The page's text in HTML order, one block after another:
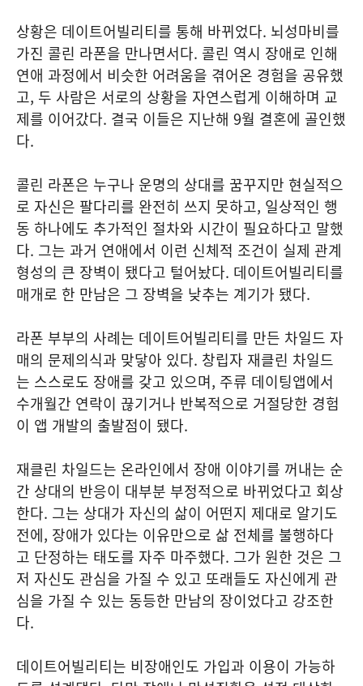
상황은 데이트어빌리티를 통해 바뀌었다. 뇌성마비를
가진 콜린 라폰을 만나면서다. 콜린 역시 장애로 인해
연애 과정에서 비슷한 어려움을 겪어온 경험을 공유했
고, 두 사람은 서로의 상황을 자연스럽게 이해하며 교
제를 이어갔다. 결국 이들은 지난해 9월 결혼에 골인했
다.
콜린 라폰은 누구나 운명의 상대를 꿈꾸지만 현실적으
로 자신은 팔다리를 완전히 쓰지 못하고, 일상적인 행
동 하나에도 추가적인 절차와 시간이 필요하다고 말했
다. 그는 과거 연애에서 이런 신체적 조건이 실제 관계
형성의 큰 장벽이 됐다고 털어놨다. 데이트어빌리티를
매개로 한 만남은 그 장벽을 낮추는 계기가 됐다.
라폰 부부의 사례는 데이트어빌리티를 만든 차일드 자
매의 문제의식과 맞닿아 있다. 창립자 재클린 차일드
는 스스로도 장애를 갖고 있으며, 주류 데이팅앱에서
수개월간 연락이 끊기거나 반복적으로 거절당한 경험
이 앱 개발의 출발점이 됐다.
재클린 차일드는 온라인에서 장애 이야기를 꺼내는 순
간 상대의 반응이 대부분 부정적으로 바뀌었다고 회상
한다. 그는 상대가 자신의 삶이 어떤지 제대로 알기도
전에, 장애가 있다는 이유만으로 삶 전체를 불행하다
고 단정하는 태도를 자주 마주했다. 그가 원한 것은 그
저 자신도 관심을 가질 수 있고 또래들도 자신에게 관
심을 가질 수 있는 동등한 만남의 장이었다고 강조한
다.
데이트어빌리티는 비장애인도 가입과 이용이 가능하